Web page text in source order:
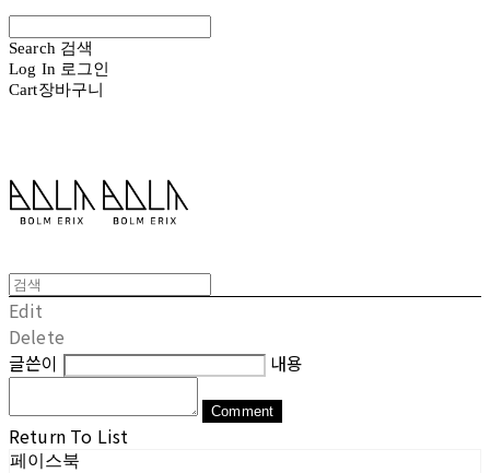
Search 검색
Log In 로그인
Cart장바구니
Edit
Delete
글쓴이
내용
Comment
Return To List
페이스북